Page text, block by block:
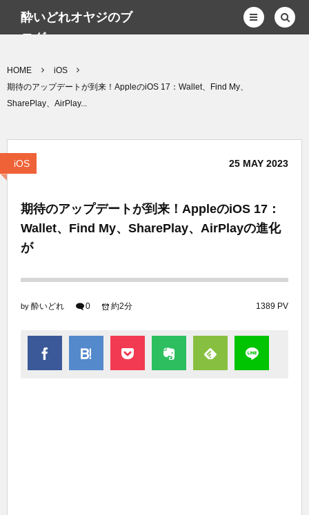
酔いどれオヤジのブ
ログwp
HOME
iOS
期待のアップデートが到来！AppleのiOS 17：Wallet、Find My、
SharePlay、AirPlay...
iOS 25 MAY 2023
期待のアップデートが到来！AppleのiOS 17：
Wallet、Find My、SharePlay、AirPlayの進化
が
by 酔いどれ 0 1389 PV
約2分